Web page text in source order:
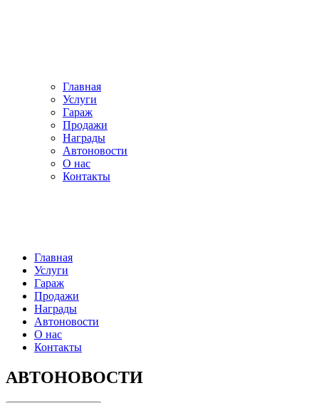
Главная
Услуги
Гараж
Продажи
Награды
Автоновости
О нас
Контакты
Главная
Услуги
Гараж
Продажи
Награды
Автоновости
О нас
Контакты
АВТОНОВОСТИ